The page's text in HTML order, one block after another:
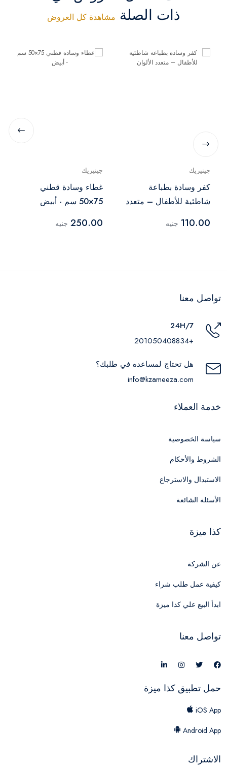
ذات الصلة مشاهدة كل العروض
جينيريك
كفر وسادة بطباعة
شاطئية للأطفال – متعدد
110.00 جنيه
جينيريك
غطاء وسادة قطني
75×50 سم - أبيض
250.00 جنيه
تواصل معنا
24H/7
+201050408834
هل تحتاج لمساعده في طلبك؟
info@kzameeza.com
خدمة العملاء
سياسة الخصوصية
الشروط والأحكام
الاستبدال والاسترجاع
الأسئلة الشائعة
كذا ميزة
عن الشركة
كيفية عمل طلب شراء
ابدأ البيع علي كذا ميزة
تواصل معنا
حمل تطبيق كذا ميزة
iOS App
Android App
الاشتراك